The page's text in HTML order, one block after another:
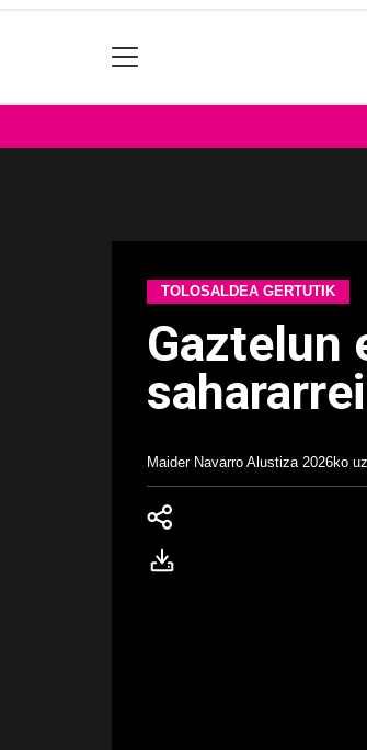
TOLOSALDEA GERTUTIK
Gaztelun
Maider Navarro Alustiza 2026ko